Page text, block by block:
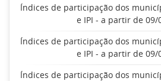
Índices de participação dos
e IPI - a partir de 09/
Índices de participação dos
e IPI - a partir de 09/
Índices de participação dos